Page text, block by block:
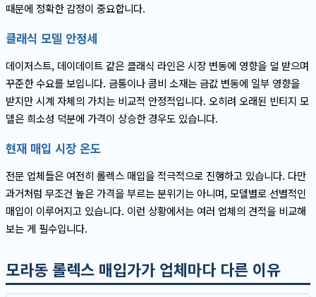
때문에 정확한 감정이 중요합니다.
클래식 모델 안정세
데이저스트, 데이데이트 같은 클래식 라인은 시장 변동에 영향을 덜 받으며
꾸준한 수요를 보입니다. 금통이나 콤비 소재는 금값 변동에 일부 영향을
받지만 시계 자체의 가치는 비교적 안정적입니다. 오히려 오래된 빈티지 모
델은 희소성 덕분에 가격이 상승한 경우도 있습니다.
현재 매입 시장 온도
전문 업체들은 여전히 롤렉스 매입을 적극적으로 진행하고 있습니다. 다만
과거처럼 무조건 높은 가격을 부르는 분위기는 아니며, 모델별로 선별적인
매입이 이루어지고 있습니다. 이런 상황에서는 여러 업체의 견적을 비교해
보는 게 필수입니다.
모라동 롤렉스 매입가가 업체마다 다른 이유